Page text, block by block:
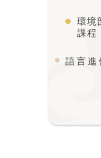
環境
課程
語言進